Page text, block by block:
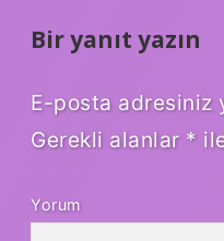
Bir yanıt yazın
E-posta adresiniz
Gerekli alanlar *
Yorum